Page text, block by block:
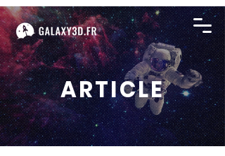
ARTICLE